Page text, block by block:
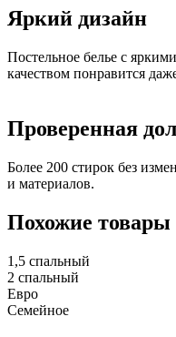
Яркий дизайн
Постельное белье с
качеством понравится
Проверенная
Более 200 стирок без
и материалов.
Похожие товары
1,5 спальный
2 спальный
Евро
Семейное